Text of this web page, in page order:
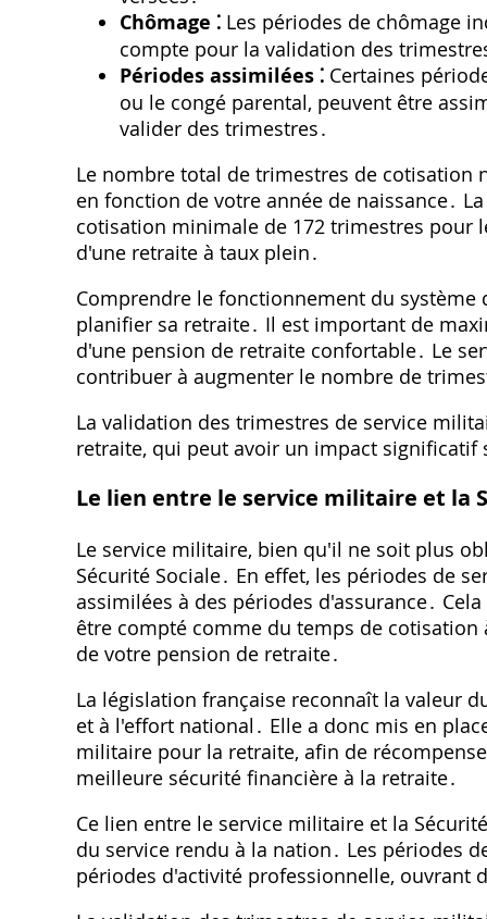
Chômage ⁚ Les périodes de chômage
compte pour la validation des
Périodes assimilées ⁚ Certaines
ou le congé parental, peuvent être
valider des trimestres․
Le nombre total de trimestres de cotisation
en fonction de votre année de naissance․
cotisation minimale de 172 trimestres pour
d'une retraite à taux plein․
Comprendre le fonctionnement du
planifier sa retraite․ Il est important de
d'une pension de retraite confortable․ Le
contribuer à augmenter le nombre de
La validation des trimestres de service
retraite, qui peut avoir un impact
Le lien entre le service militaire et la
Le service militaire, bien qu'il ne soit plus
Sécurité Sociale․ En effet, les périodes de
assimilées à des périodes d'assurance․
être compté comme du temps de
de votre pension de retraite․
La législation française reconnaît la valeur
et à l'effort national․ Elle a donc mis en
militaire pour la retraite, afin de
meilleure sécurité financière à la retraite․
Ce lien entre le service militaire et la
du service rendu à la nation․ Les périodes
périodes d'activité professionnelle, ouvrant